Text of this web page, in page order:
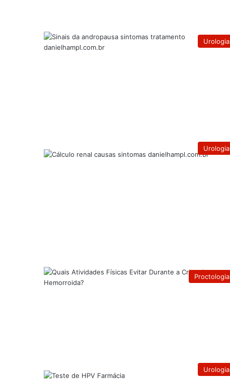
Urologia
Urologia
Proctologia
Urologia